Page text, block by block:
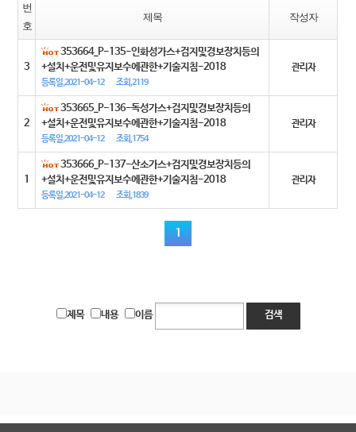
번
호
제목 작성자
3
353664_P-135-인화성가스+검지및경보장치등의
+설치+운전및유지보수에관한+기술지침-2018
등록일,2021-04-12 조회,2119
관리자
2
353665_P-136-독성가스+검지및경보장치등의
+설치+운전및유지보수에관한+기술지침-2018
등록일,2021-04-12 조회,1754
관리자
1
353666_P-137-산소가스+검지및경보장치등의
+설치+운전및유지보수에관한+기술지침-2018
등록일,2021-04-12 조회,1839
관리자
1
제목 내용 이름 검색